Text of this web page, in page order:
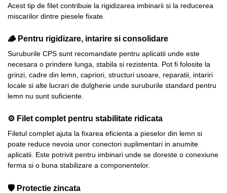
Acest tip de filet contribuie la rigidizarea imbinarii si la reducerea
miscarilor dintre piesele fixate.
🪵 Pentru rigidizare, intarire si consolidare
Suruburile CPS sunt recomandate pentru aplicatii unde este
necesara o prindere lunga, stabila si rezistenta. Pot fi folosite la
grinzi, cadre din lemn, capriori, structuri usoare, reparatii, intariri
locale si alte lucrari de dulgherie unde suruburile standard pentru
lemn nu sunt suficiente.
⚙️ Filet complet pentru stabilitate ridicata
Filetul complet ajuta la fixarea eficienta a pieselor din lemn si
poate reduce nevoia unor conectori suplimentari in anumite
aplicatii. Este potrivit pentru imbinari unde se doreste o conexiune
ferma si o buna stabilizare a componentelor.
🛡️ Protectie zincata